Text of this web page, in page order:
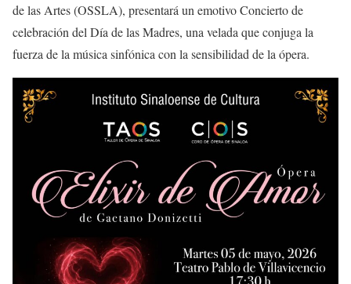
de las Artes (OSSLA), presentará un emotivo Concierto de
celebración del Día de las Madres, una velada que conjuga la
fuerza de la música sinfónica con la sensibilidad de la ópera.